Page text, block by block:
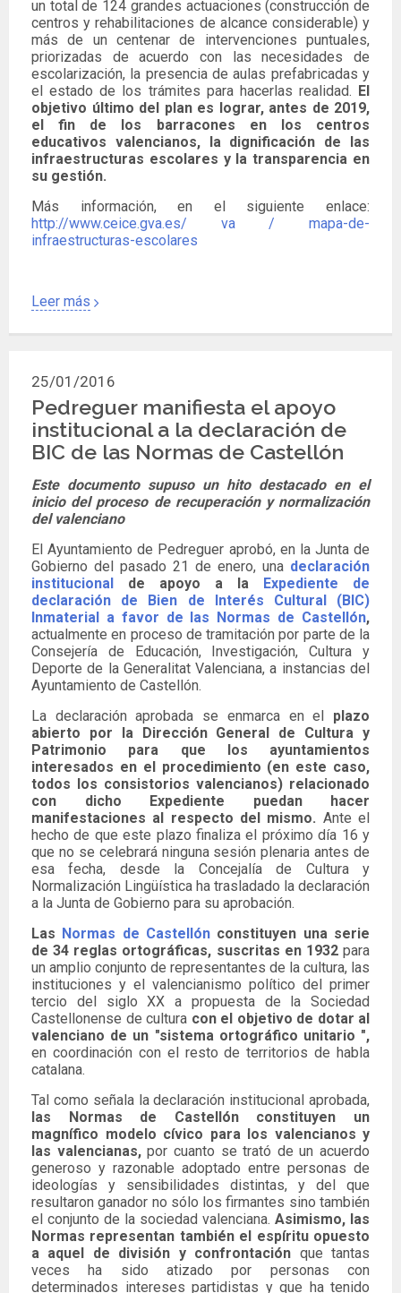
un total de 124 grandes actuaciones (construcción de
centros y rehabilitaciones de alcance considerable) y
más de un centenar de intervenciones puntuales,
priorizadas de acuerdo con las necesidades de
escolarización, la presencia de aulas prefabricadas y
el estado de los trámites para hacerlas realidad. El
objetivo último del plan es lograr, antes de 2019,
el fin de los barracones en los centros
educativos valencianos, la dignificación de las
infraestructuras escolares y la transparencia en
su gestión.
Más información, en el siguiente enlace:
http://www.ceice.gva.es/ va / mapa-de-
infraestructuras-escolares
Leer más
25/01/2016
Pedreguer manifiesta el apoyo
institucional a la declaración de
BIC de las Normas de Castellón
Este documento supuso un hito destacado en el
inicio del proceso de recuperación y normalización
del valenciano
El Ayuntamiento de Pedreguer aprobó, en la Junta de
Gobierno del pasado 21 de enero, una declaración
institucional de apoyo a la Expediente de
declaración de Bien de Interés Cultural (BIC)
Inmaterial a favor de las Normas de Castellón,
actualmente en proceso de tramitación por parte de la
Consejería de Educación, Investigación, Cultura y
Deporte de la Generalitat Valenciana, a instancias del
Ayuntamiento de Castellón.
La declaración aprobada se enmarca en el plazo
abierto por la Dirección General de Cultura y
Patrimonio para que los ayuntamientos
interesados ​​en el procedimiento (en este caso,
todos los consistorios valencianos) relacionado
con dicho Expediente puedan hacer
manifestaciones al respecto del mismo. Ante el
hecho de que este plazo finaliza el próximo día 16 y
que no se celebrará ninguna sesión plenaria antes de
esa fecha, desde la Concejalía de Cultura y
Normalización Lingüística ha trasladado la declaración
a la Junta de Gobierno para su aprobación.
Las Normas de Castellón constituyen una serie
de 34 reglas ortográficas, suscritas en 1932 para
un amplio conjunto de representantes de la cultura, las
instituciones y el valencianismo político del primer
tercio del siglo XX a propuesta de la Sociedad
Castellonense de cultura con el objetivo de dotar al
valenciano de un "sistema ortográfico unitario ",
en coordinación con el resto de territorios de habla
catalana.
Tal como señala la declaración institucional aprobada,
las Normas de Castellón constituyen un
magnífico modelo cívico para los valencianos y
las valencianas,por cuanto se trató de un acuerdo
generoso y razonable adoptado entre personas de
ideologías y sensibilidades distintas, y del que
resultaron ganador no sólo los firmantes sino también
el conjunto de la sociedad valenciana. Asimismo, las
Normas representan también el espíritu opuesto
a aquel de división y confrontación que tantas
veces ha sido atizado por personas con
determinados intereses partidistas y que ha tenido